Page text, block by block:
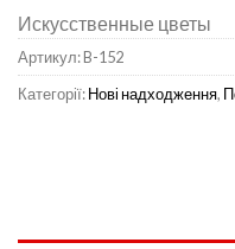
Искусственные цветы
Артикул:B-152
Категорії:Нові надходження,